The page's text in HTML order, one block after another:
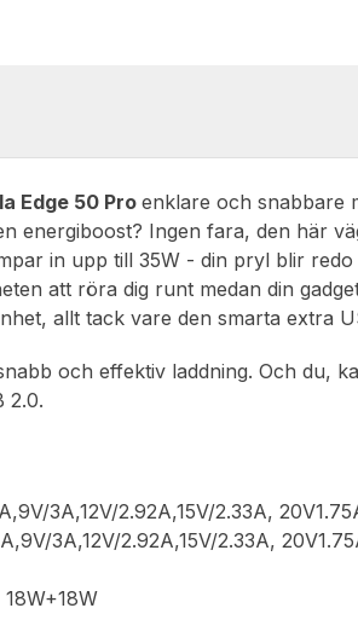
Edge 50 Proenklare och snabbare
energiboost? Ingen fara, den här
in upp till 35W - din pryl blir
att röra dig runt medan din
allt tack vare den smarta extra
och effektiv laddning. Och du,
2.0.
3A,12V/2.92A,15V/2.33A,
3A,12V/2.92A,15V/2.33A,